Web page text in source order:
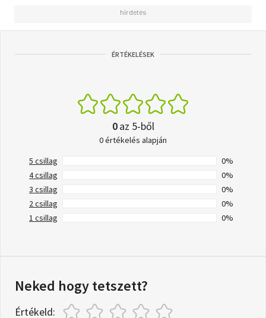
ÉRTÉKELÉSEK
0az 5-ből
0 értékelés alapján
5 csillag
0%
4 csillag
0%
3 csillag
0%
2 csillag
0%
1 csillag
0%
Neked hogy tetszett?
Értékeld: